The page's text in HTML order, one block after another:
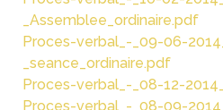
_Assemblee_ordinaire.pdf
Proces-verbal_-_09-06-
_seance_ordinaire.pdf
Proces-verbal_-_08-12-
Proces-verbal_-_08-09-